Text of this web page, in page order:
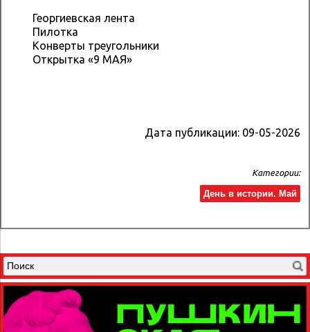
Георгиевская лента
Пилотка
Конверты треугольники
Открытка «9 МАЯ»
Дата публикации: 09-05-2026
Категории:
День в истории. Май